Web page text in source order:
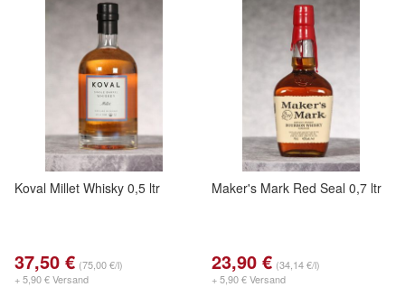
Koval Millet Whisky 0,5 ltr
37,50 € (75,00 €/l)
+ 5,90 € Versand
Maker's Mark Red Seal 0,7 ltr
23,90 € (34,14 €/l)
+ 5,90 € Versand